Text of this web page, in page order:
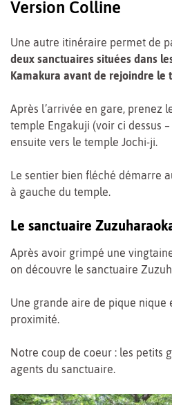
Version Colline
Une autre itinéraire permet de
deux sanctuaires situées dans
Kamakura avant de rejoindre le
Après l’arrivée en gare, prenez
temple Engakuji (voir ci dessus
ensuite vers le temple Jochi-ji.
Le sentier bien fléché démarre
à gauche du temple.
Le sanctuaire
Après avoir grimpé une
on découvre le sanctuaire
Une grande aire de pique nique
proximité.
Notre coup de coeur : les petits
agents du sanctuaire.